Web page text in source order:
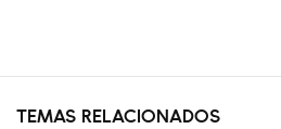
TEMAS RELACIONADOS